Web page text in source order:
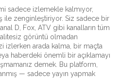
sadece izlemekle kalmıyor,
ile zenginleştiriyor. Siz sadece bir
D, Fox, ATV gibi kanalların tüm
görüntü olmadan
izlerken arada kalma, bir maçta
haberdeki önemli bir açıklamayı
demek. Bu platform,
— sadece yayın yapmak